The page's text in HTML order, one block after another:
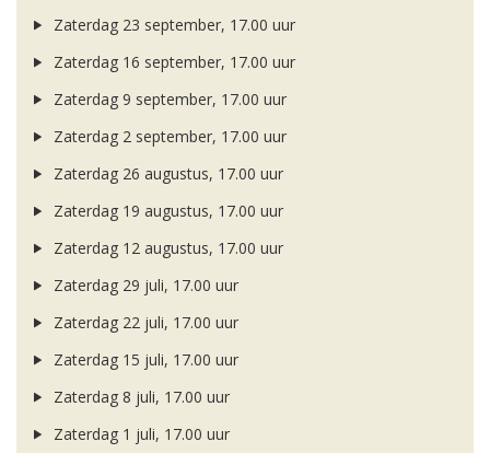
Zaterdag 23 september, 17.00 uur
Zaterdag 16 september, 17.00 uur
Zaterdag 9 september, 17.00 uur
Zaterdag 2 september, 17.00 uur
Zaterdag 26 augustus, 17.00 uur
Zaterdag 19 augustus, 17.00 uur
Zaterdag 12 augustus, 17.00 uur
Zaterdag 29 juli, 17.00 uur
Zaterdag 22 juli, 17.00 uur
Zaterdag 15 juli, 17.00 uur
Zaterdag 8 juli, 17.00 uur
Zaterdag 1 juli, 17.00 uur